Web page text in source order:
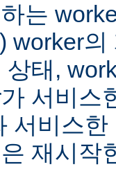
는
worker의
상태,
서비스
서비스
재시작